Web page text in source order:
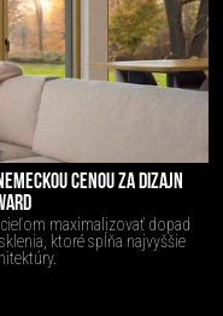
CENOU ZA DIZAJN
maximalizovať dopad
ktoré spĺňa najvyššie